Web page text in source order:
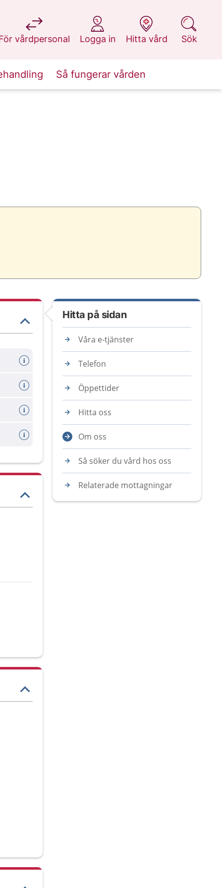
vårdpersonal
på 1177.se
Logga in
på 1177.se
Hitta vård
på 1177.se
Sök
på 1177.se
Så fungerar vården
Hitta på sidan
Våra e-tjänster
Telefon
Öppettider
Hitta oss
Om oss
Så söker du vård hos oss
Relaterade mottagningar